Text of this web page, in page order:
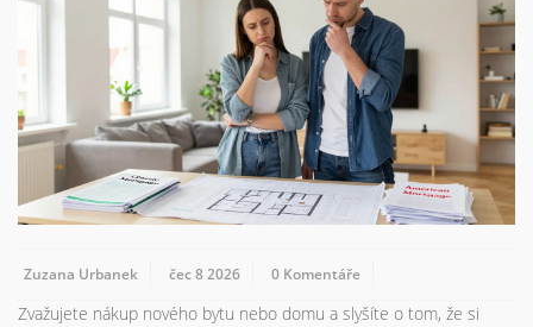
Zuzana Urbanek čec 8 2026 0 Komentáře
Zvažujete nákup nového bytu nebo domu a slyšíte o tom, že si